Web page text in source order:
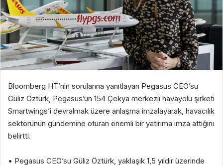
Bloomberg HT’nin sorularına yanıtlayan Pegasus CEO’su
Güliz Öztürk, Pegasus’un 154 Çekya merkezli havayolu şirketi
Smartwings’i devralmak üzere anlaşma imzalayarak, havacılık
sektörünün gündemine oturan önemli bir yatırıma imza attığını
belirtti.
• Pegasus CEO’su Güliz Öztürk, yaklaşık 1,5 yıldır üzerinde